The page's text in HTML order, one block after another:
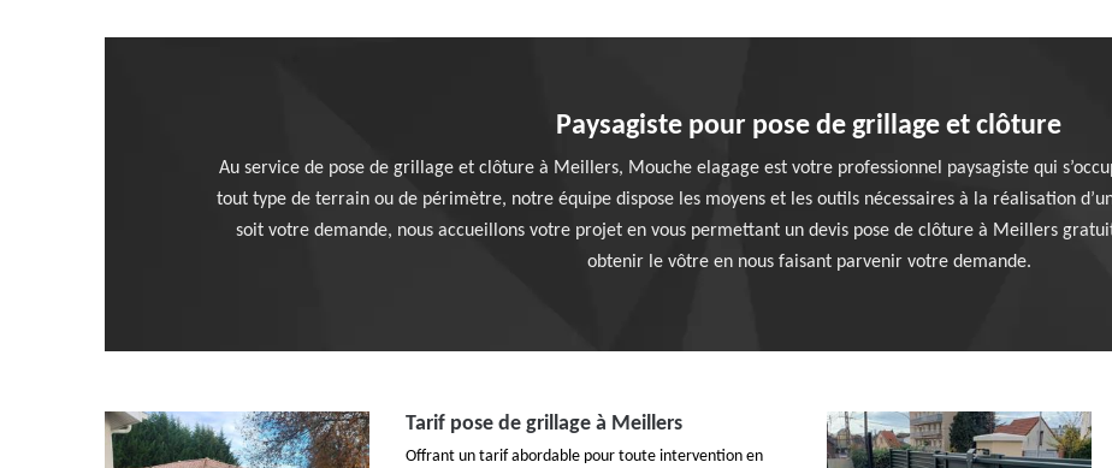
Paysagiste pour pose de grillage et clôture
Au service de pose de grillage et clôture à Meillers, Mouche elagage est votre professionnel paysagiste qui
tout type de terrain ou de périmètre, notre équipe dispose les moyens et les outils nécessaires à la réalisation
soit votre demande, nous accueillons votre projet en vous permettant un devis pose de clôture à Meillers
obtenir le vôtre en nous faisant parvenir votre demande.
Tarif pose de grillage à Meillers
Offrant un tarif abordable pour toute intervention en